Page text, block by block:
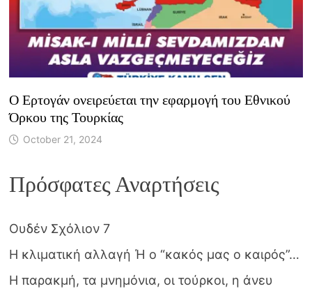
Ο Ερτογάν ονειρεύεται την εφαρμογή του Εθνικού
Όρκου της Τουρκίας
October 21, 2024
Πρόσφατες Αναρτήσεις
Ουδέν Σχόλιον 7
Η κλιματική αλλαγή Ή ο “κακός μας ο καιρός”…
Η παρακμή, τα μνημόνια, οι τούρκοι, η άνευ